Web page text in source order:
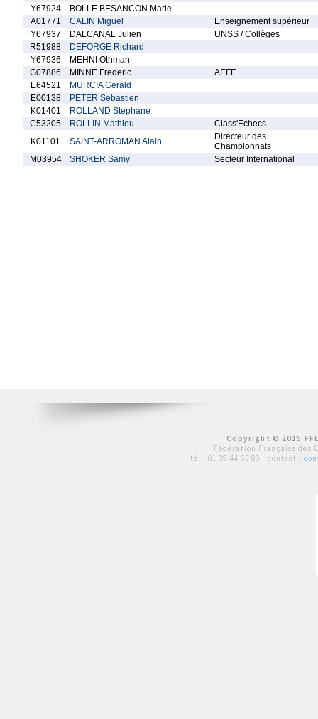
Y67924
BOLLE BESANCON Marie
A01771
CALIN Miguel
Enseignement supérieur
Y67937
DALCANAL Julien
UNSS / Collèges
R51988
DEFORGE Richard
Y67936
MEHNI Othman
G07886
MINNE Frederic
AEFE
E64521
MURCIA Gerald
E00138
PETER Sebastien
K01401
ROLLAND Stephane
C53205
ROLLIN Mathieu
Class'Echecs
K01101
SAINT-ARROMAN Alain
Directeur des
Championnats
M03954
SHOKER Samy Secteur International
Copyright © 2015
Fédération Française des
tél : 01 39 44 65 80 | contact :